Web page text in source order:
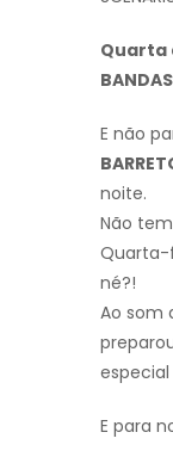
Quarta
E não
noite.
Não
Quarta-
né?!
Ao som
E para